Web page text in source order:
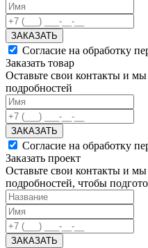
ЗАКАЗАТЬ
Согласие на обработку
Заказать товар
Оставьте свои контакты и
подробностей
ЗАКАЗАТЬ
Согласие на обработку
Заказать проект
Оставьте свои контакты и
подробностей, чтобы
ЗАКАЗАТЬ